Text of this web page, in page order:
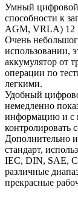
Умный цифровой
способности к
AGM, VRLA) 12
Очень
использовании,
аккумулятор от
операции по
легкими.
Удобный
немедленно
информацию и с
контролировать
Дополнительно
стандарт,
IEC, DIN, SAE,
различные
прекрасные